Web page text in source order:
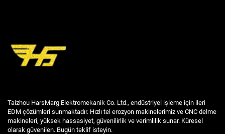
Taizhou HarsMarg Elektromekanik Co. Ltd., endüstriyel işleme için ileri
EDM çözümleri sunmaktadır. Hızlı tel erozyon makinelerimiz ve CNC delme
makineleri, yüksek hassasiyet, güvenilirlik ve verimlilik sunar. Küresel
olarak güvenilen. Bugün teklif isteyin.